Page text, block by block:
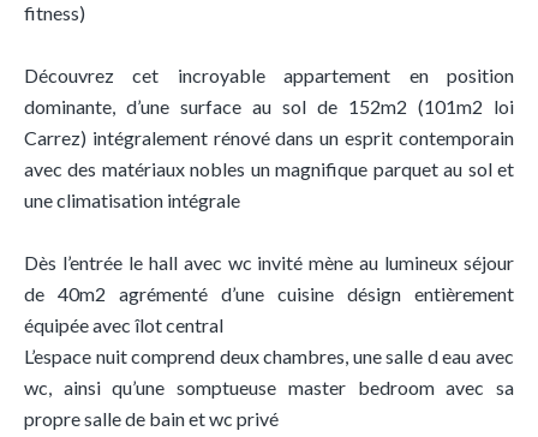
fitness)
Découvrez cet incroyable appartement en position
dominante, d’une surface au sol de 152m2 (101m2 loi
Carrez) intégralement rénové dans un esprit contemporain
avec des matériaux nobles un magnifique parquet au sol et
une climatisation intégrale
Dès l’entrée le hall avec wc invité mène au lumineux séjour
de 40m2 agrémenté d’une cuisine désign entièrement
équipée avec îlot central
L’espace nuit comprend deux chambres, une salle d eau avec
wc, ainsi qu’une somptueuse master bedroom avec sa
propre salle de bain et wc privé